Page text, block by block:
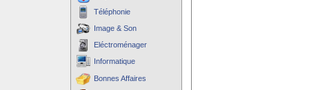
Téléphonie
Image & Son
Eléctroménager
Informatique
Bonnes Affaires